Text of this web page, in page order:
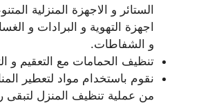
الستائر و الاجهزة المنزلية
اجهزة التهوية و البرادات و
و الشفاطات.
تنظيف الحمامات مع التعقيم و
نقوم باستخدام مواد لتعطير
من عملية تنظيف المنزل لتبقى